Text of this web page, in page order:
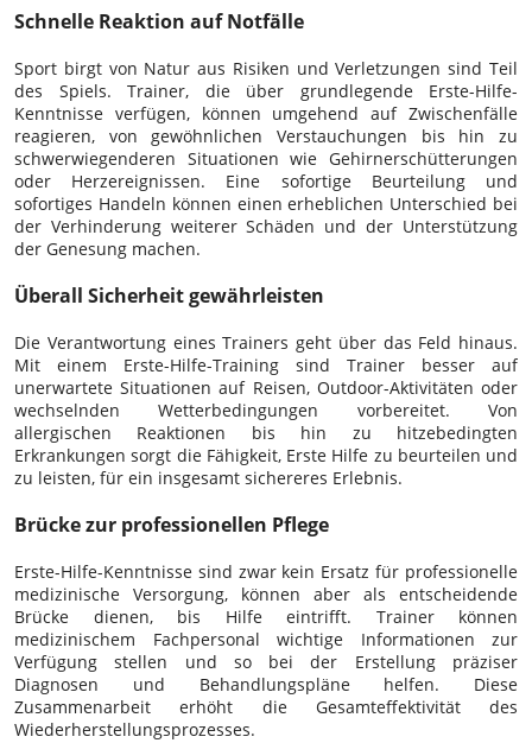
Schnelle Reaktion auf Notfälle
Sport birgt von Natur aus Risiken und Verletzungen sind Teil
des Spiels. Trainer, die über grundlegende Erste-Hilfe-
Kenntnisse verfügen, können umgehend auf Zwischenfälle
reagieren, von gewöhnlichen Verstauchungen bis hin zu
schwerwiegenderen Situationen wie Gehirnerschütterungen
oder Herzereignissen. Eine sofortige Beurteilung und
sofortiges Handeln können einen erheblichen Unterschied bei
der Verhinderung weiterer Schäden und der Unterstützung
der Genesung machen.
Überall Sicherheit gewährleisten
Die Verantwortung eines Trainers geht über das Feld hinaus.
Mit einem Erste-Hilfe-Training sind Trainer besser auf
unerwartete Situationen auf Reisen, Outdoor-Aktivitäten oder
wechselnden Wetterbedingungen vorbereitet. Von
allergischen Reaktionen bis hin zu hitzebedingten
Erkrankungen sorgt die Fähigkeit, Erste Hilfe zu beurteilen und
zu leisten, für ein insgesamt sichereres Erlebnis.
Brücke zur professionellen Pflege
Erste-Hilfe-Kenntnisse sind zwar kein Ersatz für professionelle
medizinische Versorgung, können aber als entscheidende
Brücke dienen, bis Hilfe eintrifft. Trainer können
medizinischem Fachpersonal wichtige Informationen zur
Verfügung stellen und so bei der Erstellung präziser
Diagnosen und Behandlungspläne helfen. Diese
Zusammenarbeit erhöht die Gesamteffektivität des
Wiederherstellungsprozesses.